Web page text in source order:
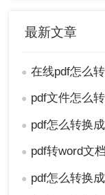
注意：转换后
方法三：使
2013版本开始
PDF文件直接
优点： 操
理简单的
最新文章
● 在线pdf怎么转
● pdf文件怎么转
● pdf怎么转换
● pdf转word文
● pdf怎么转换成